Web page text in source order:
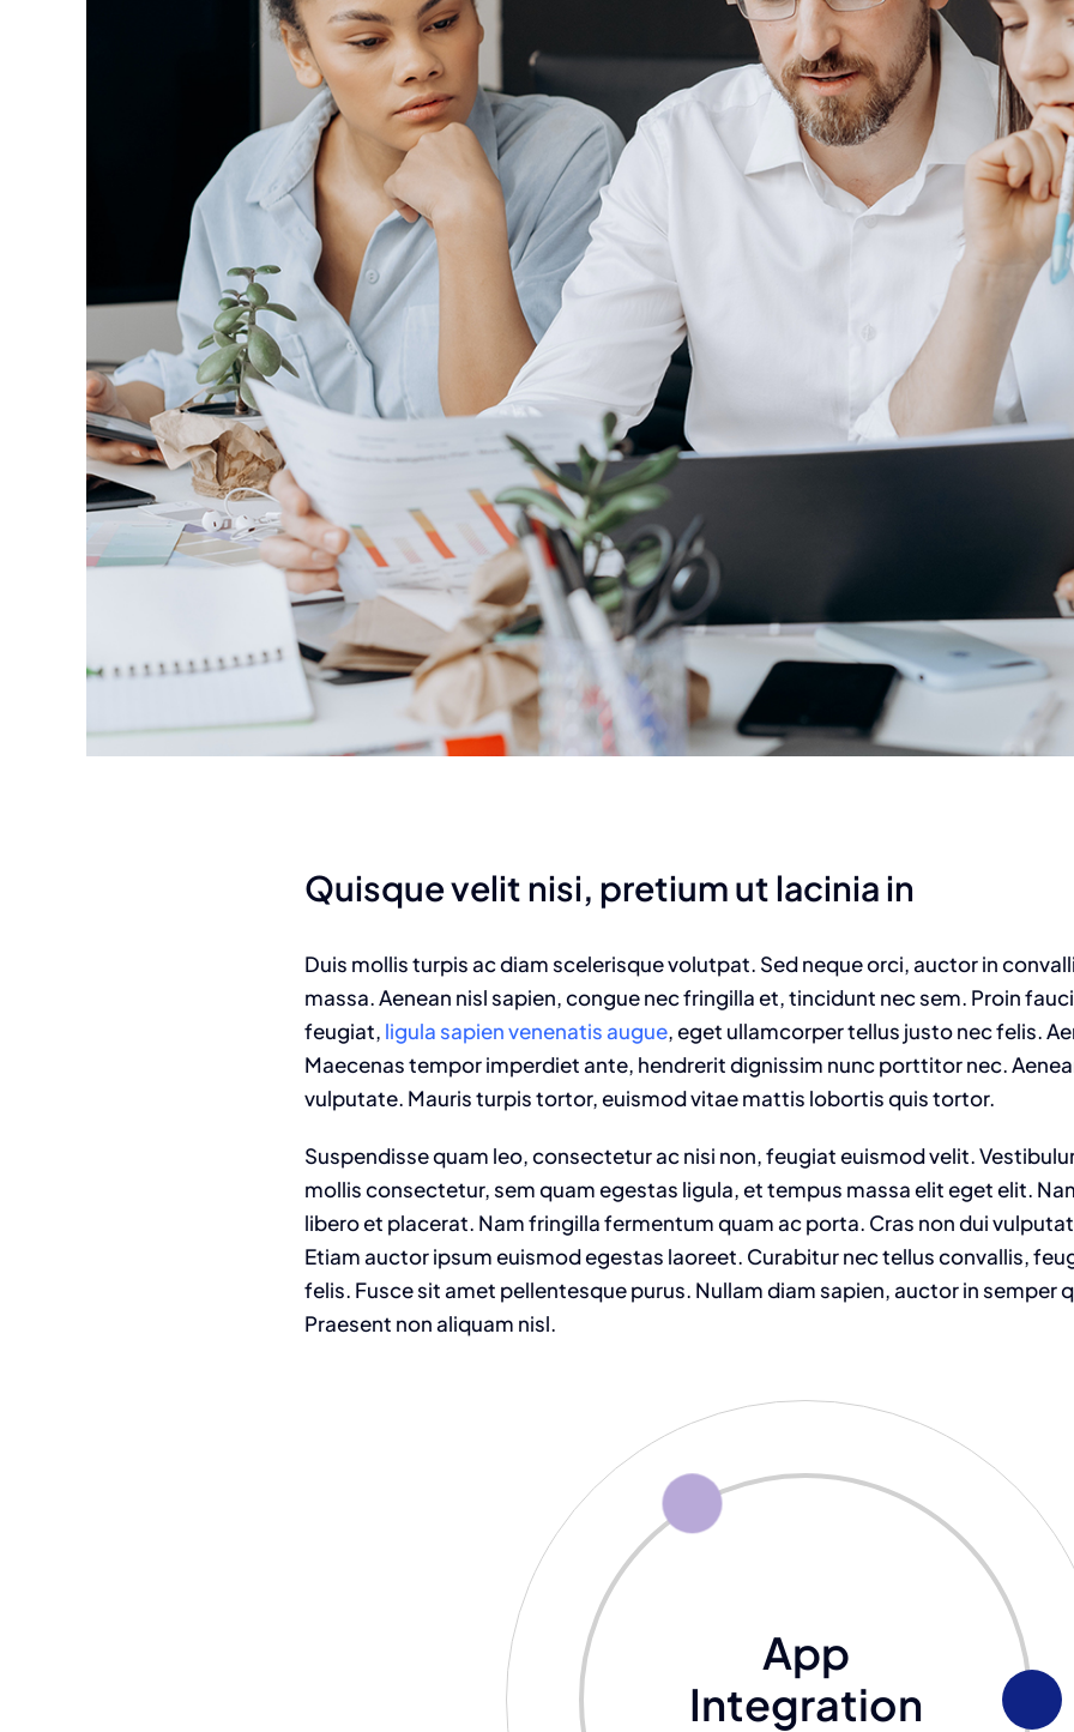
Quisque velit nisi, pretium ut lacinia in
Duis mollis turpis ac diam scelerisque volutpat. Sed neque orci, auctor in
massa. Aenean nisl sapien, congue nec fringilla et, tincidunt nec sem. Proin
feugiat, ligula sapien venenatis augue, eget ullamcorper tellus justo nec felis.
Maecenas tempor imperdiet ante, hendrerit dignissim nunc porttitor nec.
vulputate. Mauris turpis tortor, euismod vitae mattis lobortis quis tortor.
Suspendisse quam leo, consectetur ac nisi non, feugiat euismod velit.
mollis consectetur, sem quam egestas ligula, et tempus massa elit eget elit.
libero et placerat. Nam fringilla fermentum quam ac porta. Cras non dui
Etiam auctor ipsum euismod egestas laoreet. Curabitur nec tellus convallis,
felis. Fusce sit amet pellentesque purus. Nullam diam sapien, auctor in semper
Praesent non aliquam nisl.
App
Integration